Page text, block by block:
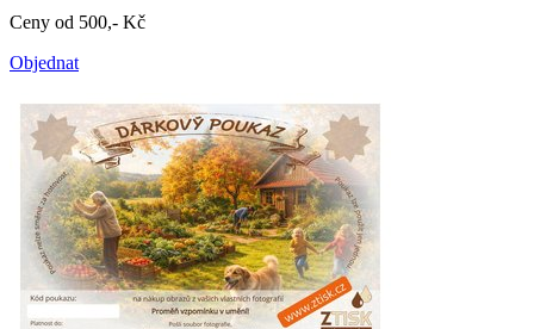
Ceny od 500,- Kč
Objednat